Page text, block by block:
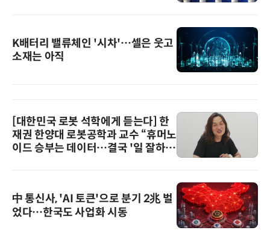
K배터리 밸류체인 '시차'…셀은 웃고
소재는 아직
[대한민국 로봇 석학에게 듣는다] 한
재권 한양대 로봇공학과 교수 “휴머노
이드 승부는 데이터…결국 '일 잘하는
中 통신사, 'AI 토큰'으로 분기 2兆 벌
었다…한국도 사업화 시동